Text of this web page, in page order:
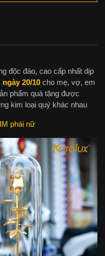
độc đáo, cao cấp nhất dịp
ngày 20/10 cho mẹ, vợ, em
phẩm quà tặng được
kim loại quý khác nhau
phái nữ